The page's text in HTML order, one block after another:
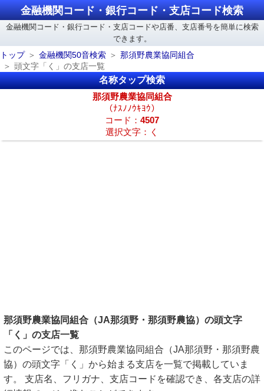
金融機関コード・銀行コード・支店コード検索
金融機関コード・銀行コード・支店コードや店番、支店番号を簡単に検索
できます。
トップ
金融機関50音検索
那須野農業協同組合
頭文字「く」の支店一覧
名称タップ検索
那須野農業協同組合
（ﾅｽﾉﾉｳｷﾖｳ）
コード： 4507
選択文字：く
那須野農業協同組合（JA那須野・那須野農協）の頭文字
「く」の支店一覧
このページでは、那須野農業協同組合（JA那須野・那須野農
協）の頭文字「く」から始まる支店を一覧で掲載していま
す。 支店名、フリガナ、支店コードを確認でき、各支店の詳